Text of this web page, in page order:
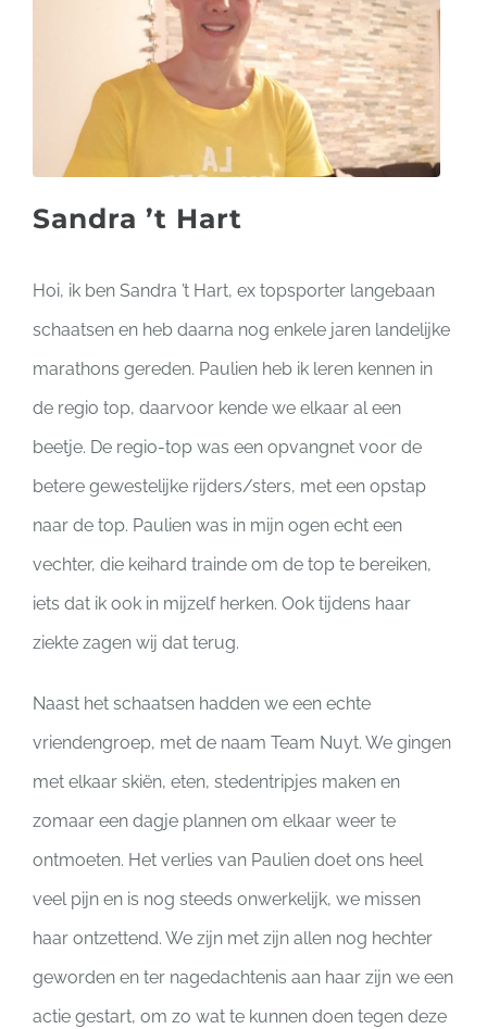
Sandra ’t Hart
Hoi, ik ben Sandra ’t Hart, ex topsporter langebaan
schaatsen en heb daarna nog enkele jaren landelijke
marathons gereden. Paulien heb ik leren kennen in
de regio top, daarvoor kende we elkaar al een
beetje. De regio-top was een opvangnet voor de
betere gewestelijke rijders/sters, met een opstap
naar de top. Paulien was in mijn ogen echt een
vechter, die keihard trainde om de top te bereiken,
iets dat ik ook in mijzelf herken. Ook tijdens haar
ziekte zagen wij dat terug.
Naast het schaatsen hadden we een echte
vriendengroep, met de naam Team Nuyt. We gingen
met elkaar skiën, eten, stedentripjes maken en
zomaar een dagje plannen om elkaar weer te
ontmoeten. Het verlies van Paulien doet ons heel
veel pijn en is nog steeds onwerkelijk, we missen
haar ontzettend. We zijn met zijn allen nog hechter
geworden en ter nagedachtenis aan haar zijn we een
actie gestart, om zo wat te kunnen doen tegen deze